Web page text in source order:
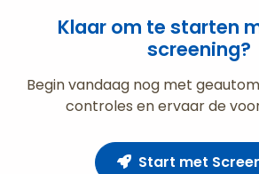
Klaar om te starten
screening?
Begin vandaag nog met
controles en ervaar de
Start met